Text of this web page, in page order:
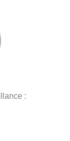
: